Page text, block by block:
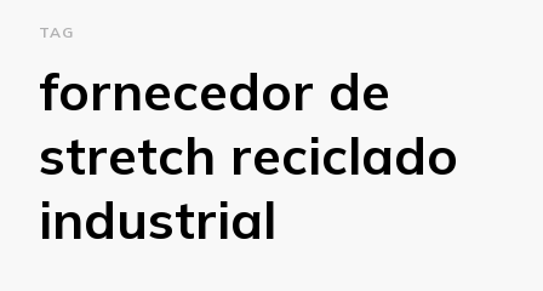
TAG
fornecedor de
stretch reciclado
industrial